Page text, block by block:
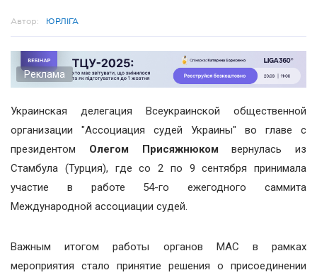
Автор: ЮРЛІГА
Реклама
Украинская делегация Всеукраинской общественной
организации "Ассоциация судей Украины" во главе с
президентом Олегом Присяжнюком вернулась из
Стамбула (Турция), где со 2 по 9 сентября принимала
участие в работе 54-го ежегодного саммита
Международной ассоциации судей.
Важным итогом работы органов МАС в рамках
мероприятия стало принятие решения о присоединении